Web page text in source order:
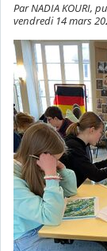
Par NADIA KOURI,
vendredi 14 mars